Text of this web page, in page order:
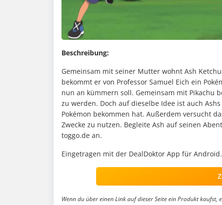
Beschreibung:
Gemeinsam mit seiner Mutter wohnt Ash
bekommt er von Professor Samuel Eich ein
nun an kümmern soll. Gemeinsam mit Pikachu
zu werden. Doch auf dieselbe Idee ist auch
Pokémon bekommen hat. Außerdem versucht
Zwecke zu nutzen. Begleite Ash auf seinen
toggo.de an.
Eingetragen mit der DealDoktor App für Android.
Wenn du über einen Link auf dieser Seite ein Produkt